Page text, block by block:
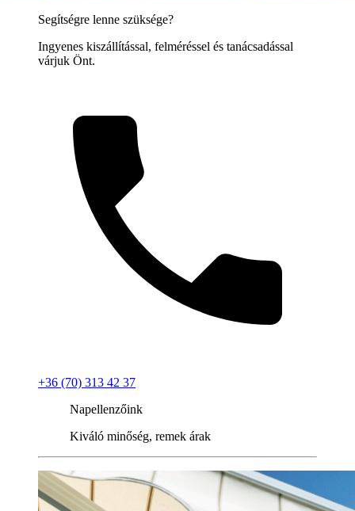
Segítségre lenne szüksége?
Ingyenes kiszállítással, felméréssel és tanácsadással
várjuk Önt.
+36 (70) 313 42 37
Napellenzőink
Kiváló minőség, remek árak